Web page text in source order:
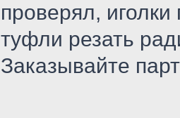
проверял,
туфли резать
Заказывайте